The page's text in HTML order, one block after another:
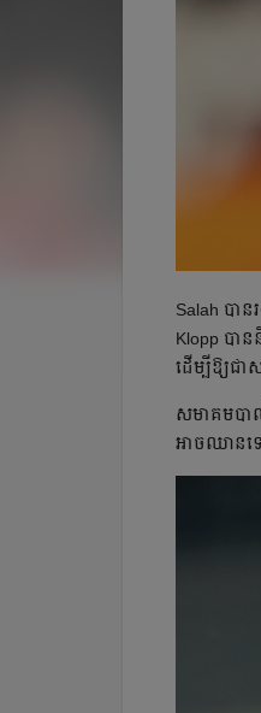
Salah បា
Klopp បា
ដើម្បីឱ្យជ
សមាគមបា
អាចឈានទៅ